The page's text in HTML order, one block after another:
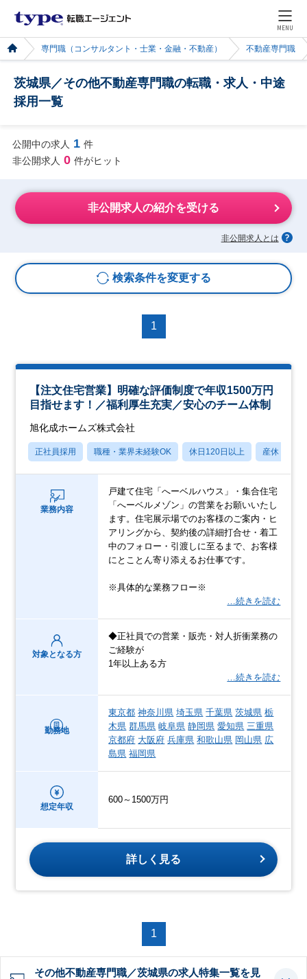
MENU
専門職（コンサルタント・士業・金融・不動産） 不動産専門職
茨城県／その他不動産専門職の転職・求人・中途
採用一覧
公開中の求人 1 件
非公開求人 0 件がヒット
非公開求人の紹介を受ける
非公開求人とは
検索条件を変更する
1
【注文住宅営業】明確な評価制度で年収1500万円
目指せます！／福利厚生充実／安心のチーム体制
旭化成ホームズ株式会社
正社員採用 職種・業界未経験OK 休日120日以上 産休・育休
業務内容
戸建て住宅「へーベルハウス」・集合住宅
「へーベルメゾン」の営業をお願いいたし
ます。住宅展示場でのお客様のご案内・ヒ
アリングから、契約後の詳細打合せ・着工
中のフォロー・引渡しに至るまで、お客様
にとことん寄り添えるお仕事です。
※具体的な業務フロー※
…続きを読む
対象となる方
◆正社員での営業・販売・対人折衝業務の
ご経験が
1年以上ある方
…続きを読む
勤務地
東京都 神奈川県 埼玉県 千葉県 茨城県 栃
木県 群馬県 岐阜県 静岡県 愛知県 三重県
京都府 大阪府 兵庫県 和歌山県 岡山県 広
島県 福岡県
想定年収
600～1500万円
詳しく見る
1
その他不動産専門職／茨城県の求人特集一覧を見